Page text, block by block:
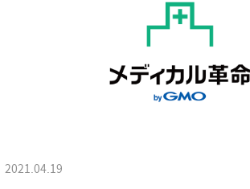
2021.04.19